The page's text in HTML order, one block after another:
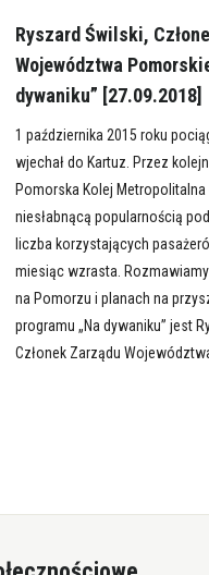
Ryszard Świlski,
Województwa
dywaniku” [27.09.2018]
1 października 2015 roku
wjechał do Kartuz. Przez
Pomorska Kolej
niesłabnącą popularnością
liczba korzystających
miesiąc wzrasta.
na Pomorzu i planach na
programu „Na dywaniku” jest
Członek Zarządu